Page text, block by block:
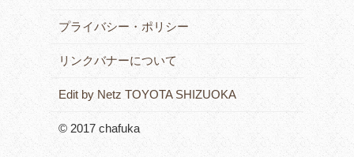
プライバシー・ポリシー
リンクバナーについて
Edit by Netz TOYOTA SHIZUOKA
© 2017 chafuka